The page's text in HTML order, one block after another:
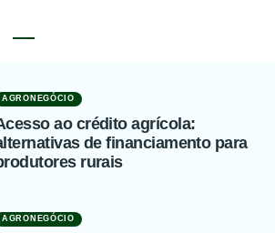
AGRONEGÓCIO
ao crédito agrícola:
de financiamento para
rurais
AGRONEGÓCIO